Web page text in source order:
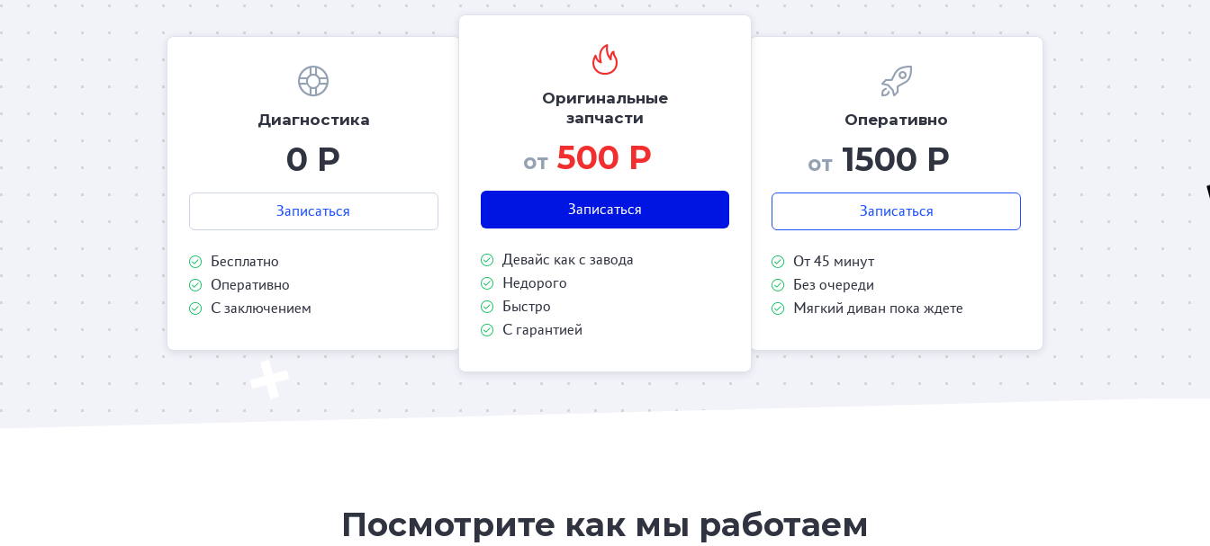
Диагностика
0 Р
Записаться
Бесплатно
Оперативно
С заключением
Оригинальные
запчасти
от500 Р
Записаться
Девайс как с завода
Недорого
Быстро
С гарантией
Оперативно
от1500 Р
Записаться
От 45 минут
Без очереди
Мягкий диван пока ждете
Посмотрите как мы работаем